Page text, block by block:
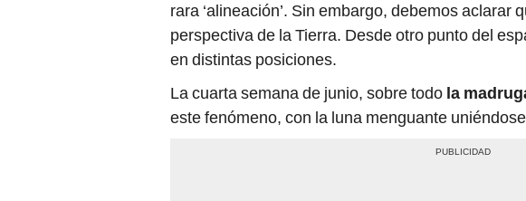
rara ‘alineación’. Sin embargo, debemos aclarar
perspectiva de la Tierra. Desde otro punto del
en distintas posiciones.
La cuarta semana de junio, sobre todo la
este fenómeno, con la luna menguante